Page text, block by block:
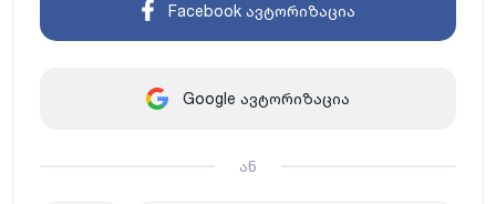
Facebook ავტორიზაცია
Google ავტორიზაცია
ან